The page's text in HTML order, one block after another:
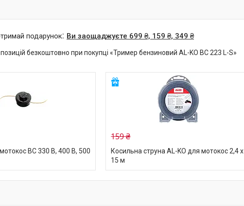
подарунок Ви заощаджуєте 699 ₴, 159 ₴, 349 ₴
безкоштовно при покупці «Тример бензиновий AL-KO BC 223 L-S»
BC 330 B, 400 B, 500
159 ₴
Косильна струна AL-KO для мотокос 2,4 х
15 м